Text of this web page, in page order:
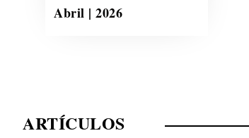
Abril | 2026
ARTÍCULOS